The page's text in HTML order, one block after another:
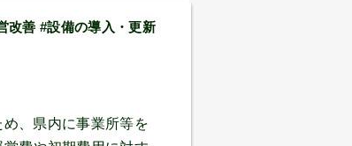
改善 #設備の導入・更新
、県内に事業所等を